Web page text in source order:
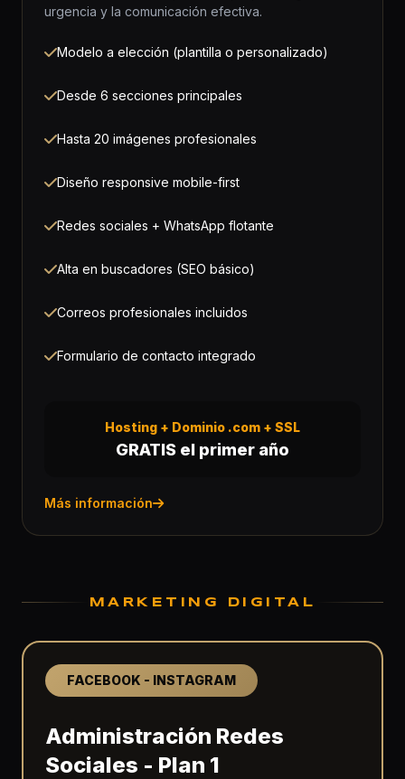
urgencia y la comunicación efectiva.
Modelo a elección (plantilla o personalizado)
Desde 6 secciones principales
Hasta 20 imágenes profesionales
Diseño responsive mobile-first
Redes sociales + WhatsApp flotante
Alta en buscadores (SEO básico)
Correos profesionales incluidos
Formulario de contacto integrado
Hosting + Dominio .com + SSL
GRATIS el primer año
Más información
MARKETING DIGITAL
FACEBOOK - INSTAGRAM
Administración Redes
Sociales - Plan 1